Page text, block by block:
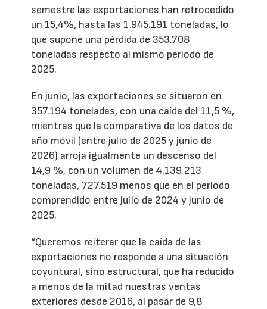
semestre las exportaciones han retrocedido
un 15,4%, hasta las 1.945.191 toneladas, lo
que supone una pérdida de 353.708
toneladas respecto al mismo período de
2025.
En junio, las exportaciones se situaron en
357.194 toneladas, con una caída del 11,5 %,
mientras que la comparativa de los datos de
año móvil (entre julio de 2025 y junio de
2026) arroja igualmente un descenso del
14,9 %, con un volumen de 4.139.213
toneladas, 727.519 menos que en el periodo
comprendido entre julio de 2024 y junio de
2025.
“Queremos reiterar que la caída de las
exportaciones no responde a una situación
coyuntural, sino estructural, que ha reducido
a menos de la mitad nuestras ventas
exteriores desde 2016, al pasar de 9,8